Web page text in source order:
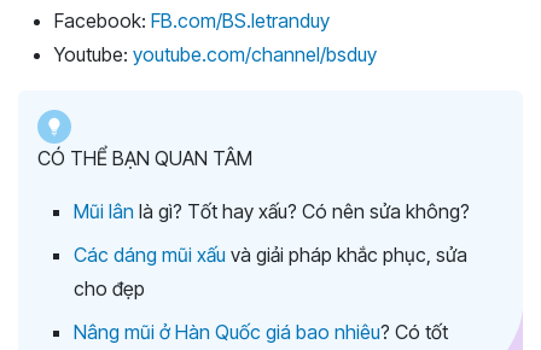
Facebook: FB.com/BS.letranduy
Youtube: youtube.com/channel/bsduy
CÓ THỂ BẠN QUAN TÂM
Mũi lân là gì? Tốt hay xấu? Có nên sửa không?
Các dáng mũi xấu và giải pháp khắc phục, sửa
cho đẹp
Nâng mũi ở Hàn Quốc giá bao nhiêu? Có tốt